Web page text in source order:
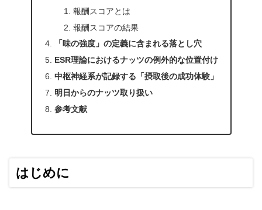
報酬スコアとは
報酬スコアの結果
「味の強度」の定義に含まれる落とし穴
ESR理論におけるナッツの例外的な位置付け
中枢神経系が記録する「摂取後の成功体験」
明日からのナッツ取り扱い
参考文献
はじめに